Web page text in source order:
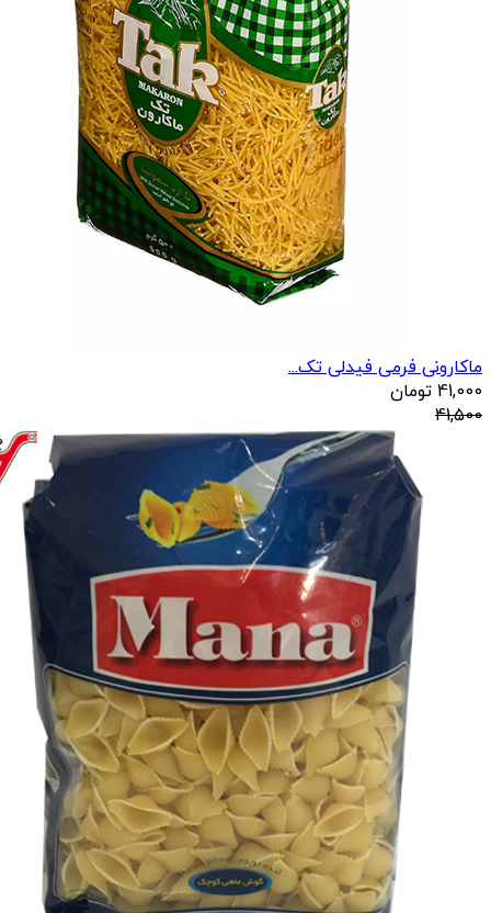
ماکارونی فرمی فیدلی تک...
41,000 تومان
41,500